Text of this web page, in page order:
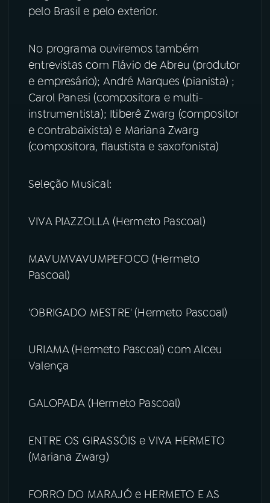
pelo Brasil e pelo exterior.
No programa ouviremos também
entrevistas com Flávio de Abreu (produtor
e empresário); André Marques (pianista) ;
Carol Panesi (compositora e multi-
instrumentista); Itiberê Zwarg (compositor
e contrabaixista) e Mariana Zwarg
(compositora, flaustista e saxofonista)
Seleção Musical:
VIVA PIAZZOLLA (Hermeto Pascoal)
MAVUMVAVUMPEFOCO (Hermeto
Pascoal)
'OBRIGADO MESTRE' (Hermeto Pascoal)
URIAMA (Hermeto Pascoal) com Alceu
Valença
GALOPADA (Hermeto Pascoal)
ENTRE OS GIRASSÓIS e VIVA HERMETO
(Mariana Zwarg)
FORRO DO MARAJÓ e HERMETO E AS